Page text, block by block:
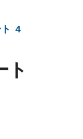
4
ト